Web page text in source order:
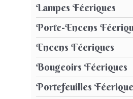
Lampes Féeriques
Porte-Encens
Encens Féeriques
Bougeoirs Féeriques
Portefeuilles